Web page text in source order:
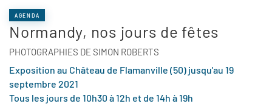
AGENDA
Normandy, nos jours de fêtes
PHOTOGRAPHIES DE SIMON ROBERTS
Exposition au Château de Flamanville (50) jusqu'au 19
septembre 2021
Tous les jours de 10h30 à 12h et de 14h à 19h